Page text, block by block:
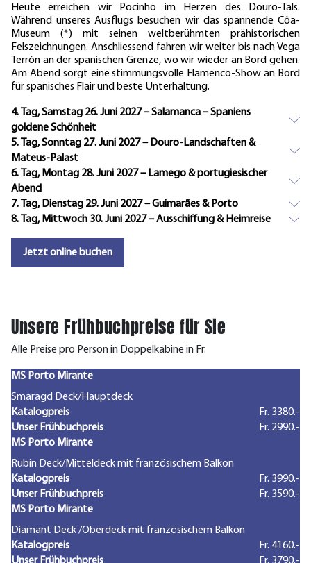
Heute erreichen wir Pocinho im Herzen des Douro-Tals.
Während unseres Ausflugs besuchen wir das spannende Côa-
Museum (*) mit seinen weltberühmten prähistorischen
Felszeichnungen. Anschliessend fahren wir weiter bis nach Vega
Terrón an der spanischen Grenze, wo wir wieder an Bord gehen.
Am Abend sorgt eine stimmungsvolle Flamenco-Show an Bord
für spanisches Flair und beste Unterhaltung.
4. Tag, Samstag 26. Juni 2027 – Salamanca – Spaniens
goldene Schönheit
5. Tag, Sonntag 27. Juni 2027 – Douro-Landschaften &
Mateus-Palast
6. Tag, Montag 28. Juni 2027 – Lamego & portugiesischer
Abend
7. Tag, Dienstag 29. Juni 2027 – Guimarães & Porto
8. Tag, Mittwoch 30. Juni 2027 – Ausschiffung & Heimreise
Jetzt online buchen
Unsere Frühbuchpreise für Sie
Alle Preise pro Person in Doppelkabine in Fr.
MS Porto Mirante
Smaragd Deck/Hauptdeck
Katalogpreis
Fr. 3380.-
Unser Frühbuchpreis
Fr. 2990.-
MS Porto Mirante
Rubin Deck/Mitteldeck mit französischem Balkon
Katalogpreis
Fr. 3990.-
Unser Frühbuchpreis
Fr. 3590.-
MS Porto Mirante
Diamant Deck /Oberdeck mit französischem Balkon
Katalogpreis
Fr. 4160.-
Unser Frühbuchpreis
Fr. 3790.-